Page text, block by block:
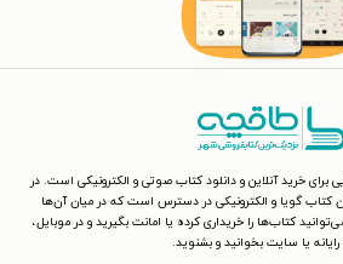
برای خرید آنلاین و دانلود کتاب صوتی و الکترونیکی است. در
کتاب گویا و الکترونیکی در دسترس است که در میان آن‌ها
کتاب‌ها را خریداری کرده یا امانت بگیرید و در موبایل،
رایانه یا سایت بخوانید و بشنوید.